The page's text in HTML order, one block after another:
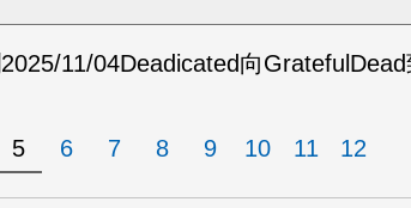
2025/11/04Deadicated向
5 6 7 8 9 10 11 12